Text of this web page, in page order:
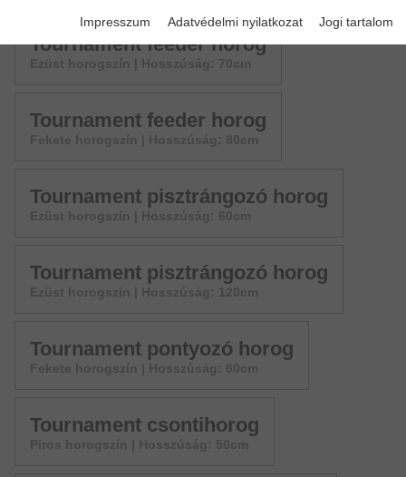
Tournament feeder horog
Ezüst horogszín | Hosszúság: 70cm
Tournament feeder horog
Fekete horogszín | Hosszúság: 80cm
Tournament pisztrángozó horog
Ezüst horogszín | Hosszúság: 60cm
Tournament pisztrángozó horog
Ezüst horogszín | Hosszúság: 120cm
Tournament pontyozó horog
Fekete horogszín | Hosszúság: 60cm
Tournament csontihorog
Piros horogszín | Hosszúság: 50cm
Impresszum Adatvédelmi nyilatkozat Jogi tartalom